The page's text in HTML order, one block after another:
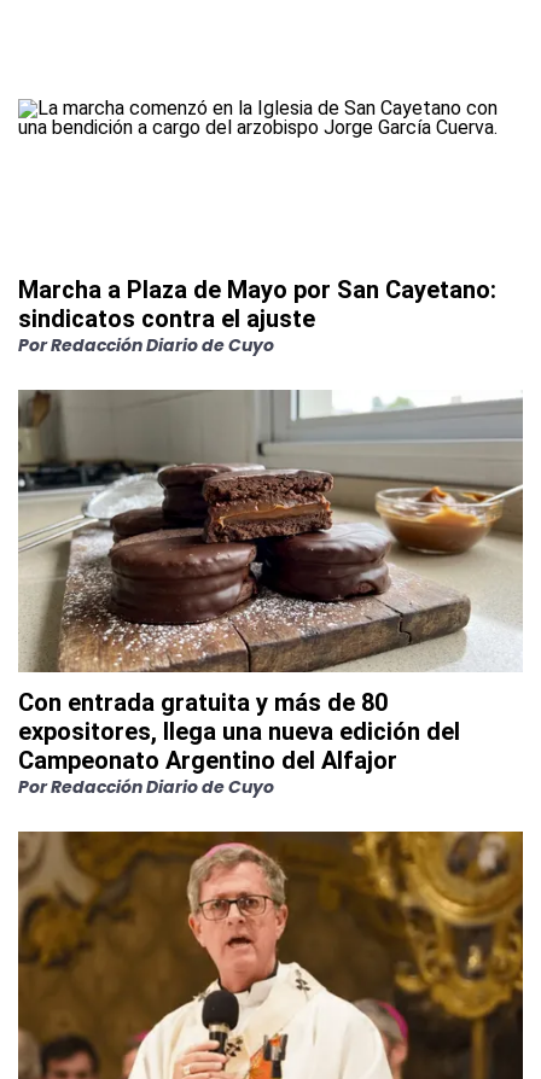
Marcha a Plaza de Mayo por San Cayetano:
sindicatos contra el ajuste
PorRedacción Diario de Cuyo
Con entrada gratuita y más de 80
expositores, llega una nueva edición del
Campeonato Argentino del Alfajor
PorRedacción Diario de Cuyo